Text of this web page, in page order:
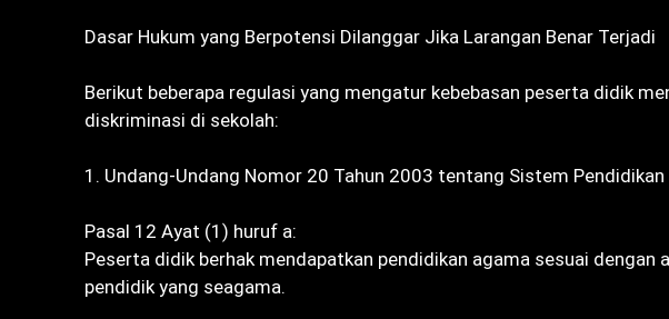
‎Dasar Hukum yang Berpotensi Dilanggar Jika Larangan Benar Terjadi
‎Berikut beberapa regulasi yang mengatur kebebasan peserta didik
diskriminasi di sekolah:
‎1. Undang-Undang Nomor 20 Tahun 2003 tentang Sistem Pendidikan
‎Pasal 12 Ayat (1) huruf a:
‎Peserta didik berhak mendapatkan pendidikan agama sesuai dengan
pendidik yang seagama.